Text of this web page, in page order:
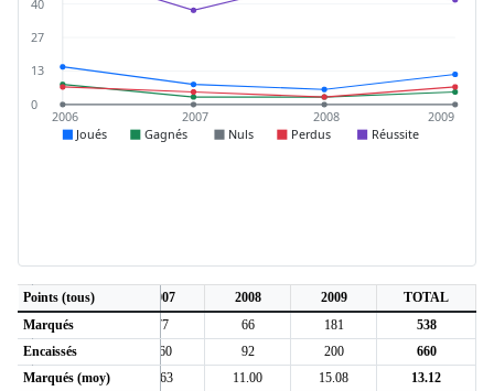
40
27
13
0
2006 2007 2008 2009
Joués Gagnés Nuls Perdus Réussite
Points (tous)
2006 2007 2008 2009
TOTAL
Marqués214 77 66 181
538
Encaissés
208 160 92 200
660
Marqués (moy)
14.27 9.63 11.00 15.08
13.12